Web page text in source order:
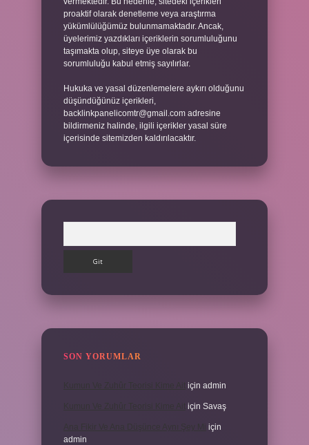
proaktif olarak denetleme veya araştırma
yükümlülüğümüz bulunmamaktadır. Ancak,
üyelerimiz yazdıkları içeriklerin sorumluluğunu
taşımakta olup, siteye üye olarak bu
sorumluluğu kabul etmiş sayılırlar.
Hukuka ve yasal düzenlemelere aykırı olduğunu
düşündüğünüz içerikleri,
backlinkpanelicomtr@gmail.com adresine
bildirmeniz halinde, ilgili içerikler yasal süre
içerisinde sitemizden kaldırılacaktır.
SON YORUMLAR
için admin
için Savaş
için
admin